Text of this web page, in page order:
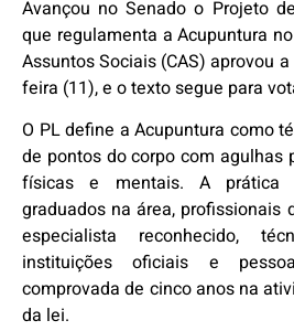
Avançou no Senado o Projeto
que regulamenta a Acupuntura
Assuntos Sociais (CAS) aprovou
feira (11), e o texto segue para
O PL define a Acupuntura como
de pontos do corpo com agulhas
físicas e mentais. A prática
graduados na área, profissionais
especialista reconhecido,
instituições oficiais e
comprovada de cinco anos na
da lei.